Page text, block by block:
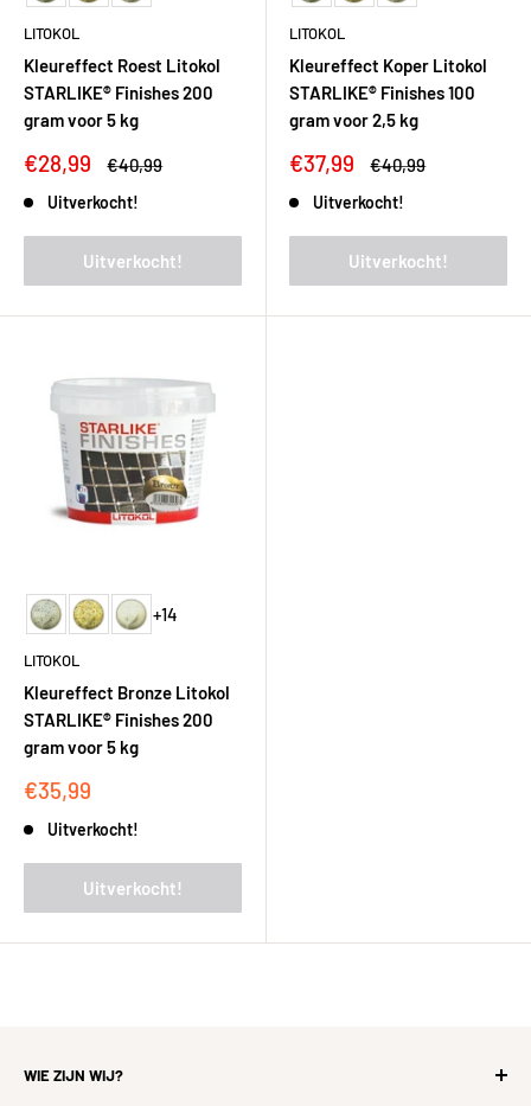
LITOKOL
Kleureffect Roest Litokol
STARLIKE® Finishes 200
gram voor 5 kg
Kortingsprijs
€28,99 Adviesprijs
€40,99
Uitverkocht!
Uitverkocht!
LITOKOL
Kleureffect Koper Litokol
STARLIKE® Finishes 100
gram voor 2,5 kg
Kortingsprijs
€37,99 Adviesprijs
€40,99
Uitverkocht!
Uitverkocht!
+14
LITOKOL
Kleureffect Bronze Litokol
STARLIKE® Finishes 200
gram voor 5 kg
Kortingsprijs
€35,99
Uitverkocht!
Uitverkocht!
WIE ZIJN WIJ?